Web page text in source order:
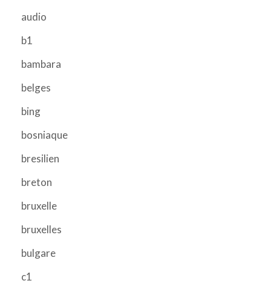
audio
b1
bambara
belges
bing
bosniaque
bresilien
breton
bruxelle
bruxelles
bulgare
c1